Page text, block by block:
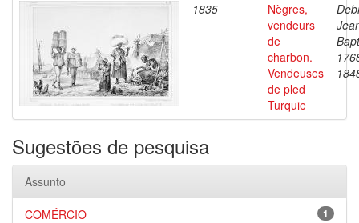
1835
Nègres,
vendeurs
de
charbon.
Vendeuses
de pled
Turquie
Sugestões de pesquisa
Assunto
1
COMÉRCIO